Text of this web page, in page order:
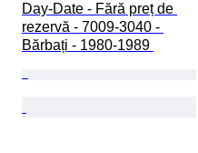
Day-Date - Fără preț de
rezervă - 7009-3040 -
Bărbați - 1980-1989